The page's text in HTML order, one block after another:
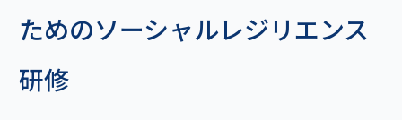
ためのソーシャルレジリエンス
研修